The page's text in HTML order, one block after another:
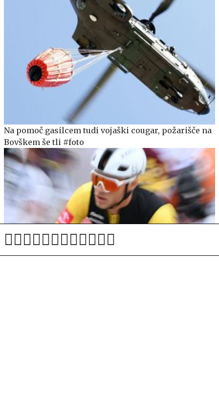
Na pomoč gasilcem tudi vojaški cougar, požarišče na
Bovškem še tli #foto